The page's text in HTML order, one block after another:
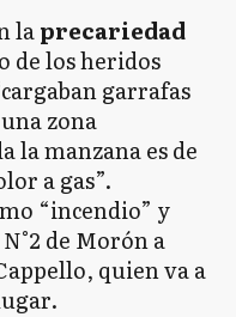
laprecariedad
de los heridos
garrafas
zona
la manzana es de
a gas”.
“incendio” y
de Morón a
quien va a